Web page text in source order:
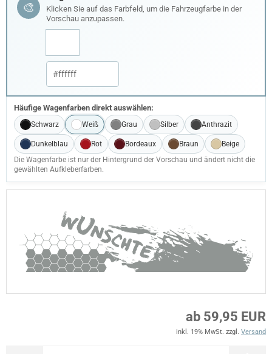
🎨
Klicken Sie auf das Farbfeld, um die Fahrzeugfarbe in der
Vorschau anzupassen.
Häufige Wagenfarben direkt auswählen:
Schwarz Weiß Grau Silber Anthrazit
Dunkelblau Rot Bordeaux Braun
Beige
Die Wagenfarbe ist nur der Hintergrund der Vorschau und ändert nicht die
gewählten Aufkleberfarben.
ab 59,95 EUR
inkl. 19% MwSt. zzgl. Versand